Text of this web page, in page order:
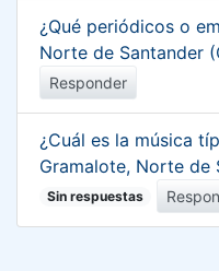
¿Qué periódicos o
Norte de Santander
Responder
¿Cuál es la música
Gramalote, Norte de
Sin respuestas